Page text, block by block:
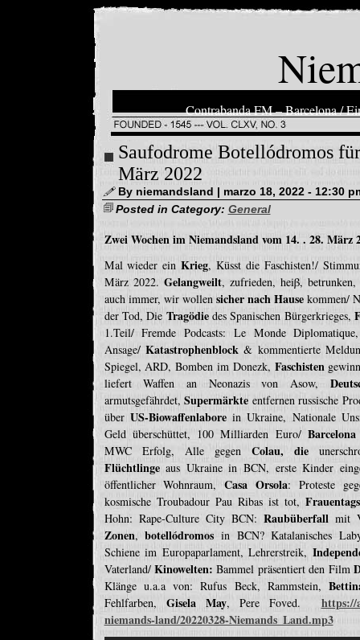
Contrabanda FM – Barcelona /
Saufodrome Botellódromos
März 2022
By niemandsland | marzo 18, 2022 - 12:30
Posted in Category: General
Zwei Wochen im Niemandsland vom 14. . 28. März
Mal wieder einKrieg, Küsst die Faschisten!/
März 2022. Gelangweilt, zufrieden, heiβ,
auch immer, wir wollen sicher nach Hause kommen/
der Tod, Die Tragödiedes Spanischen Bürgerkrieges,
1.Teil/ Fremde Podcasts: Le Monde
Ansage/ Katastrophenblock& kommentierte
Spiegel, ARD, Bomben im Donezk, Faschisten
liefert Waffen an Neonazis von Asow,
armutsgefährdet,Supermärkte entfernen russische
über US-Biowaffenlaborein Ukraine, Nationale
Geld überschüttet, 100 Milliarden Euro/
MWC Erfolg, Alle gegen Colau, die
Flüchtlingeaus Ukraine in BCN, erste Kinder
öffentlicher Wohnraum,Casa Orsola: Proteste
kosmische Troubadour Pau Ribas ist tot,
Hohn: Rape-Culture City BCN: Raubüberfall mit
Zonen,botellódromos in BCN? Katalanisches
Schiene im Europaparlament, Lehrerstreik,
Vaterland/ Kinowelten: Bammel präsentiert den Film
Klänge u.a.a von: Rufus Beck, Rammstein,
Fehlfarben, Gisela May, Pere Foved. https://
niemands-land/20220328-Niemands_Land.mp3